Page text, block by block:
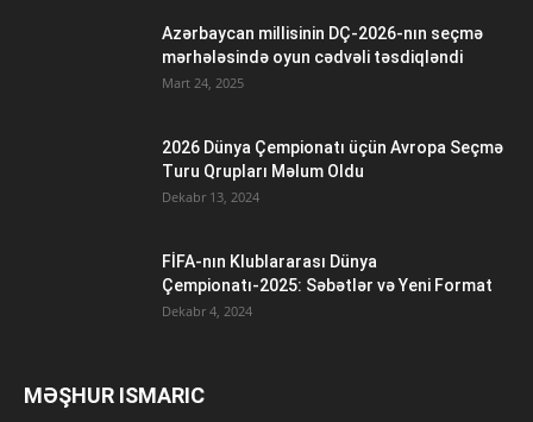
Azərbaycan millisinin DÇ-2026-nın seçmə
mərhələsində oyun cədvəli təsdiqləndi
Mart 24, 2025
2026 Dünya Çempionatı üçün Avropa Seçmə
Turu Qrupları Məlum Oldu
Dekabr 13, 2024
FİFA-nın Klublararası Dünya
Çempionatı-2025: Səbətlər və Yeni Format
Dekabr 4, 2024
MƏŞHUR ISMARIC